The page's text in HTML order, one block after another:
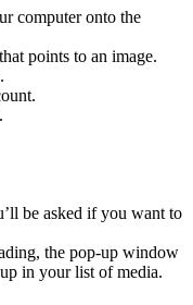
computer onto the
points to an image.
be asked if you want to
the pop-up window
in your list of media.